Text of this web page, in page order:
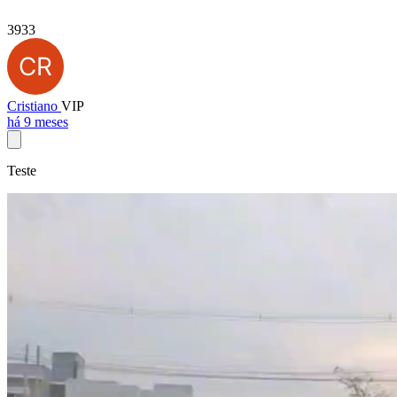
3933
Cristiano VIP
há 9 meses
Teste